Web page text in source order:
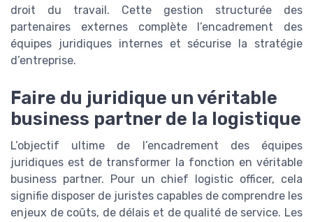
droit du travail. Cette gestion structurée des
partenaires externes complète l’encadrement des
équipes juridiques internes et sécurise la stratégie
d’entreprise.
Faire du juridique un véritable
business partner de la logistique
L’objectif ultime de l’encadrement des équipes
juridiques est de transformer la fonction en véritable
business partner. Pour un chief logistic officer, cela
signifie disposer de juristes capables de comprendre les
enjeux de coûts, de délais et de qualité de service. Les